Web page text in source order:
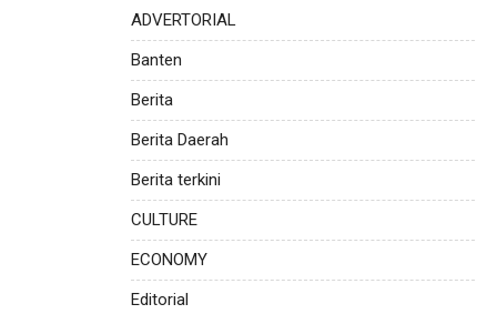
ADVERTORIAL
Banten
Berita
Berita Daerah
Berita terkini
CULTURE
ECONOMY
Editorial